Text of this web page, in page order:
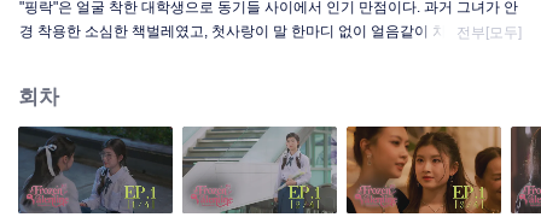
"핑락"은 얼굴 착한 대학생으로 동기들 사이에서 인기 만점이다. 과거 그녀가 안
경 착용한 소심한 책벌레였고, 첫사랑이 말 한마디 없이 얼음같이 차가운 터줏
배가 이 예쁜 얼굴의 후배가, 예전에 자길 졸졸 따라다니던 그 안경 소녀와 같은
사람이란 걸 전혀 모른다는 거다. 만약 이 소녀가 자신을 짝사랑했었다는 사실
을 알게 된다면, 대체 어떤 반응을 보일까?
전부[모두]
회차